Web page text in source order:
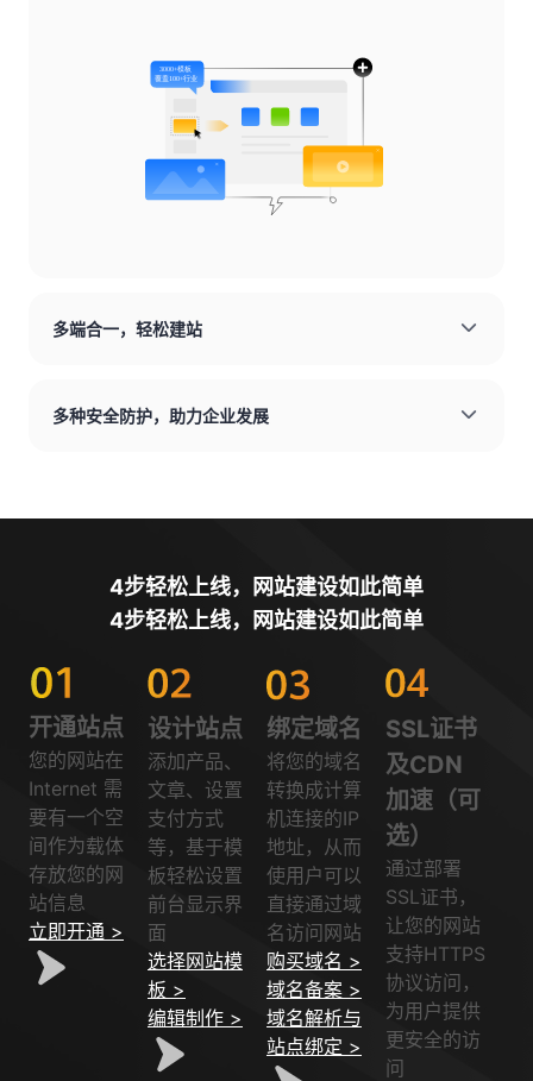
多端合一，轻松建站
多种安全防护，助力企业发展
4步轻松上线，网站建设如此简单
4步轻松上线，网站建设如此简单
开通站点
您的网站在
Internet 需
要有一个空
间作为载体
存放您的网
站信息
立即开通 >
设计站点
添加产品、
文章、设置
支付方式
等，基于模
板轻松设置
前台显示界
面
选择网站模
板 >
编辑制作 >
绑定域名
将您的域名
转换成计算
机连接的IP
地址，从而
使用户可以
直接通过域
名访问网站
购买域名 >
域名备案 >
域名解析与
站点绑定 >
SSL证书
及CDN
加速（可
选）
通过部署
SSL证书，
让您的网站
支持HTTPS
协议访问，
为用户提供
更安全的访
问